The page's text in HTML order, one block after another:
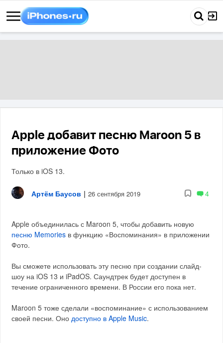
Apple добавит песню Maroon 5 в
приложение Фото
Только в iOS 13.
Артём Баусов | 26 сентября 2019 4
Apple объединилась с Maroon 5, чтобы добавить новую
песню Memories в функцию «Воспоминания» в приложении
Фото.
Вы сможете использовать эту песню при создании слайд-
шоу на iOS 13 и iPadOS. Саундтрек будет доступен в
течение ограниченного времени. В России его пока нет.
Maroon 5 тоже сделали «воспоминание» с использованием
своей песни. Онодоступно в Apple Music.